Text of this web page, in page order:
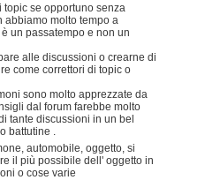
topic se opportuno senza
abbiamo molto tempo a
un passatempo e non un
alle discussioni o crearne di
come correttori di topic o
sono molto apprezzate da
dal forum farebbe molto
tante discussioni in un bel
battutine .
automobile, oggetto, si
il più possibile dell' oggetto in
o cose varie